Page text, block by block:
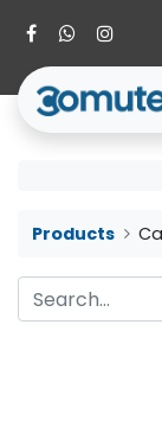
Products